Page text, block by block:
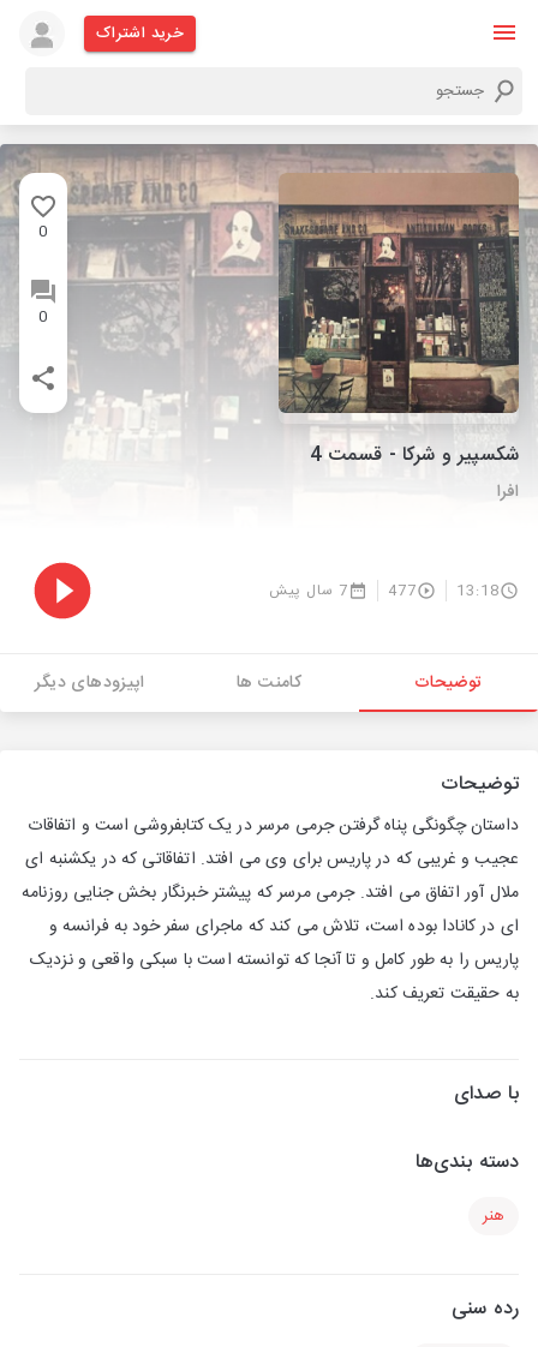
خرید اشتراک
0
0
شکسپیر و شرکا - قسمت 4
افرا
13:18
477 7 سال پیش
توضیحات کامنت ها اپیزودهای دیگر
توضیحات
داستان چگونگی پناه گرفتن جرمی مرسر در یک کتابفروشی است و اتفاقات
عجیب و غریبی که در پاریس برای وی می افتد. اتفاقاتی که در یکشنبه ای
ملال آور اتفاق می افتد. جرمی مرسر که پیشتر خبرنگار بخش جنایی روزنامه
ای در کانادا بوده است، تلاش می کند که ماجرای سفر خود به فرانسه و
پاریس را به طور کامل و تا آنجا که توانسته است با سبکی واقعی و نزدیک
به حقیقت تعریف کند.
با صدای
دسته بندی‌ها
هنر
رده سنی